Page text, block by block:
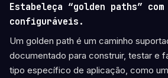
Estabeleça “golden paths”
configuráveis.
Um golden path é um caminho
documentado para construir, testar e
tipo específico de aplicação, como